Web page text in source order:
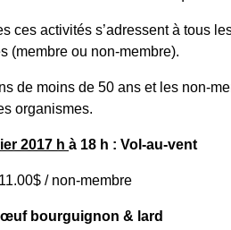
ces activités s’adressent à tous
(membre ou non‑membre).
de moins de 50 ans et les
organismes.
2017 h à 18 h : Vol-au-vent
/ non‑membre
bourguignon & lard